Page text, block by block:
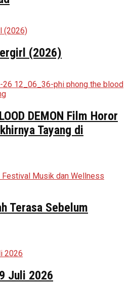
(2026)
DEMON Film Horor
Tayang di
Terasa Sebelum
Juli 2026